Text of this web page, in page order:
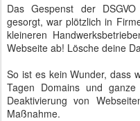
Das Gespenst der
gesorgt, war plötzlich in
kleineren
Webseite ab! Lösche deine
So ist es kein Wunder, dass
Tagen Domains und
Deaktivierung von
Maßnahme.